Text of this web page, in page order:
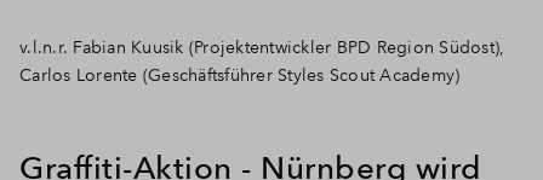
v.l.n.r. Fabian Kuusik (Projektentwickler BPD Region Südost),
Carlos Lorente (Geschäftsführer Styles Scout Academy)
Graffiti-Aktion - Nürnberg wird